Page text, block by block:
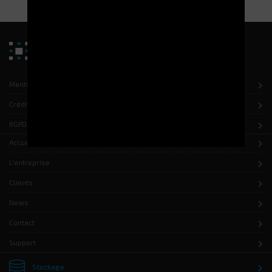
Mentions légales
Crédits
RGPD
Accueil
L'entreprise
Clients
News
Contact
Support
Stockage